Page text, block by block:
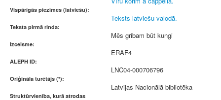
Vispārīgās piezīmes (latviešu):
Teksts latviešu valodā.
Teksta pirmā rinda:
Mēs gribam būt kungi
Izcelsme:
ERAF4
ALEPH ID:
LNC04-000706796
Oriģināla turētājs (*):
Latvijas Nacionālā bibliotēka
Struktūrvienība, kurā atrodas